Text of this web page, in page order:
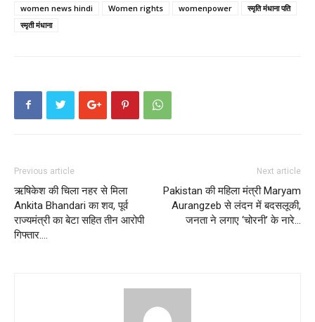
देने
women news hindi
Women rights womenpower
स्मृति मंधाना पति
स्मृती मंधाना
Previous article
ऋषिकेश की चिला नहर से मिला
Ankita Bhandari का शव, पूर्व
राज्यमंत्री का बेटा सहित तीन आरोपी
गिफ्तार….
Next article
Pakistan की महिला मंत्री Maryam
Aurangzeb से लंदन में बदसलूकी,
जनता ने लगाए ‘चोरनी’ के नारे…